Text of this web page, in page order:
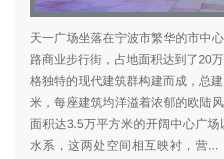
天一广场坐落在宁波市繁华的市中
路商业步行街，占地面积达到了20
格独特的现代建筑群构建而成，总
米，每座建筑均洋溢着浓郁的欧陆
面积达3.5万平方米的开阔中心广
水系，这两处空间相互映衬，营...